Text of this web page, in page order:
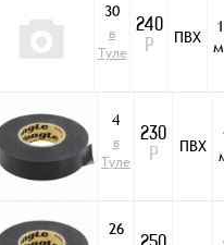
30
в
Туле
240
Р
ПВХ
4
в
Туле
230
Р
ПВХ
26